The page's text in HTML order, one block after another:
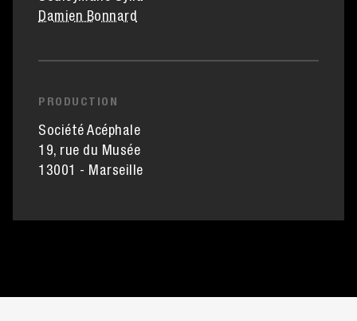
Damien Bonnard
PRODUCTION
Société Acéphale
19, rue du Musée
13001 - Marseille